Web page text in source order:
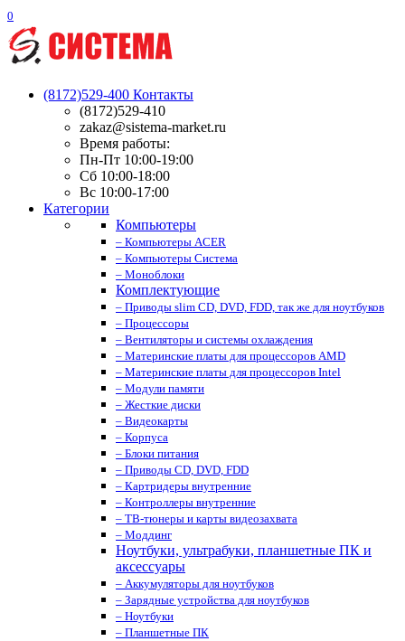
0
(8172)529-400 Контакты
(8172)529-410
zakaz@sistema-market.ru
Время работы:
Пн-Пт 10:00-19:00
Сб 10:00-18:00
Вс 10:00-17:00
Категории
Компьютеры
– Компьютеры ACER
– Компьютеры Система
– Моноблоки
Комплектующие
– Приводы slim CD, DVD, FDD, так же для ноутбуков
– Процессоры
– Вентиляторы и системы охлаждения
– Материнские платы для процессоров AMD
– Материнские платы для процессоров Intel
– Модули памяти
– Жесткие диски
– Видеокарты
– Корпуса
– Блоки питания
– Приводы CD, DVD, FDD
– Картридеры внутренние
– Контроллеры внутренние
– ТВ-тюнеры и карты видеозахвата
– Моддинг
Ноутбуки, ультрабуки, планшетные ПК и
аксессуары
– Аккумуляторы для ноутбуков
– Зарядные устройства для ноутбуков
– Ноутбуки
– Планшетные ПК